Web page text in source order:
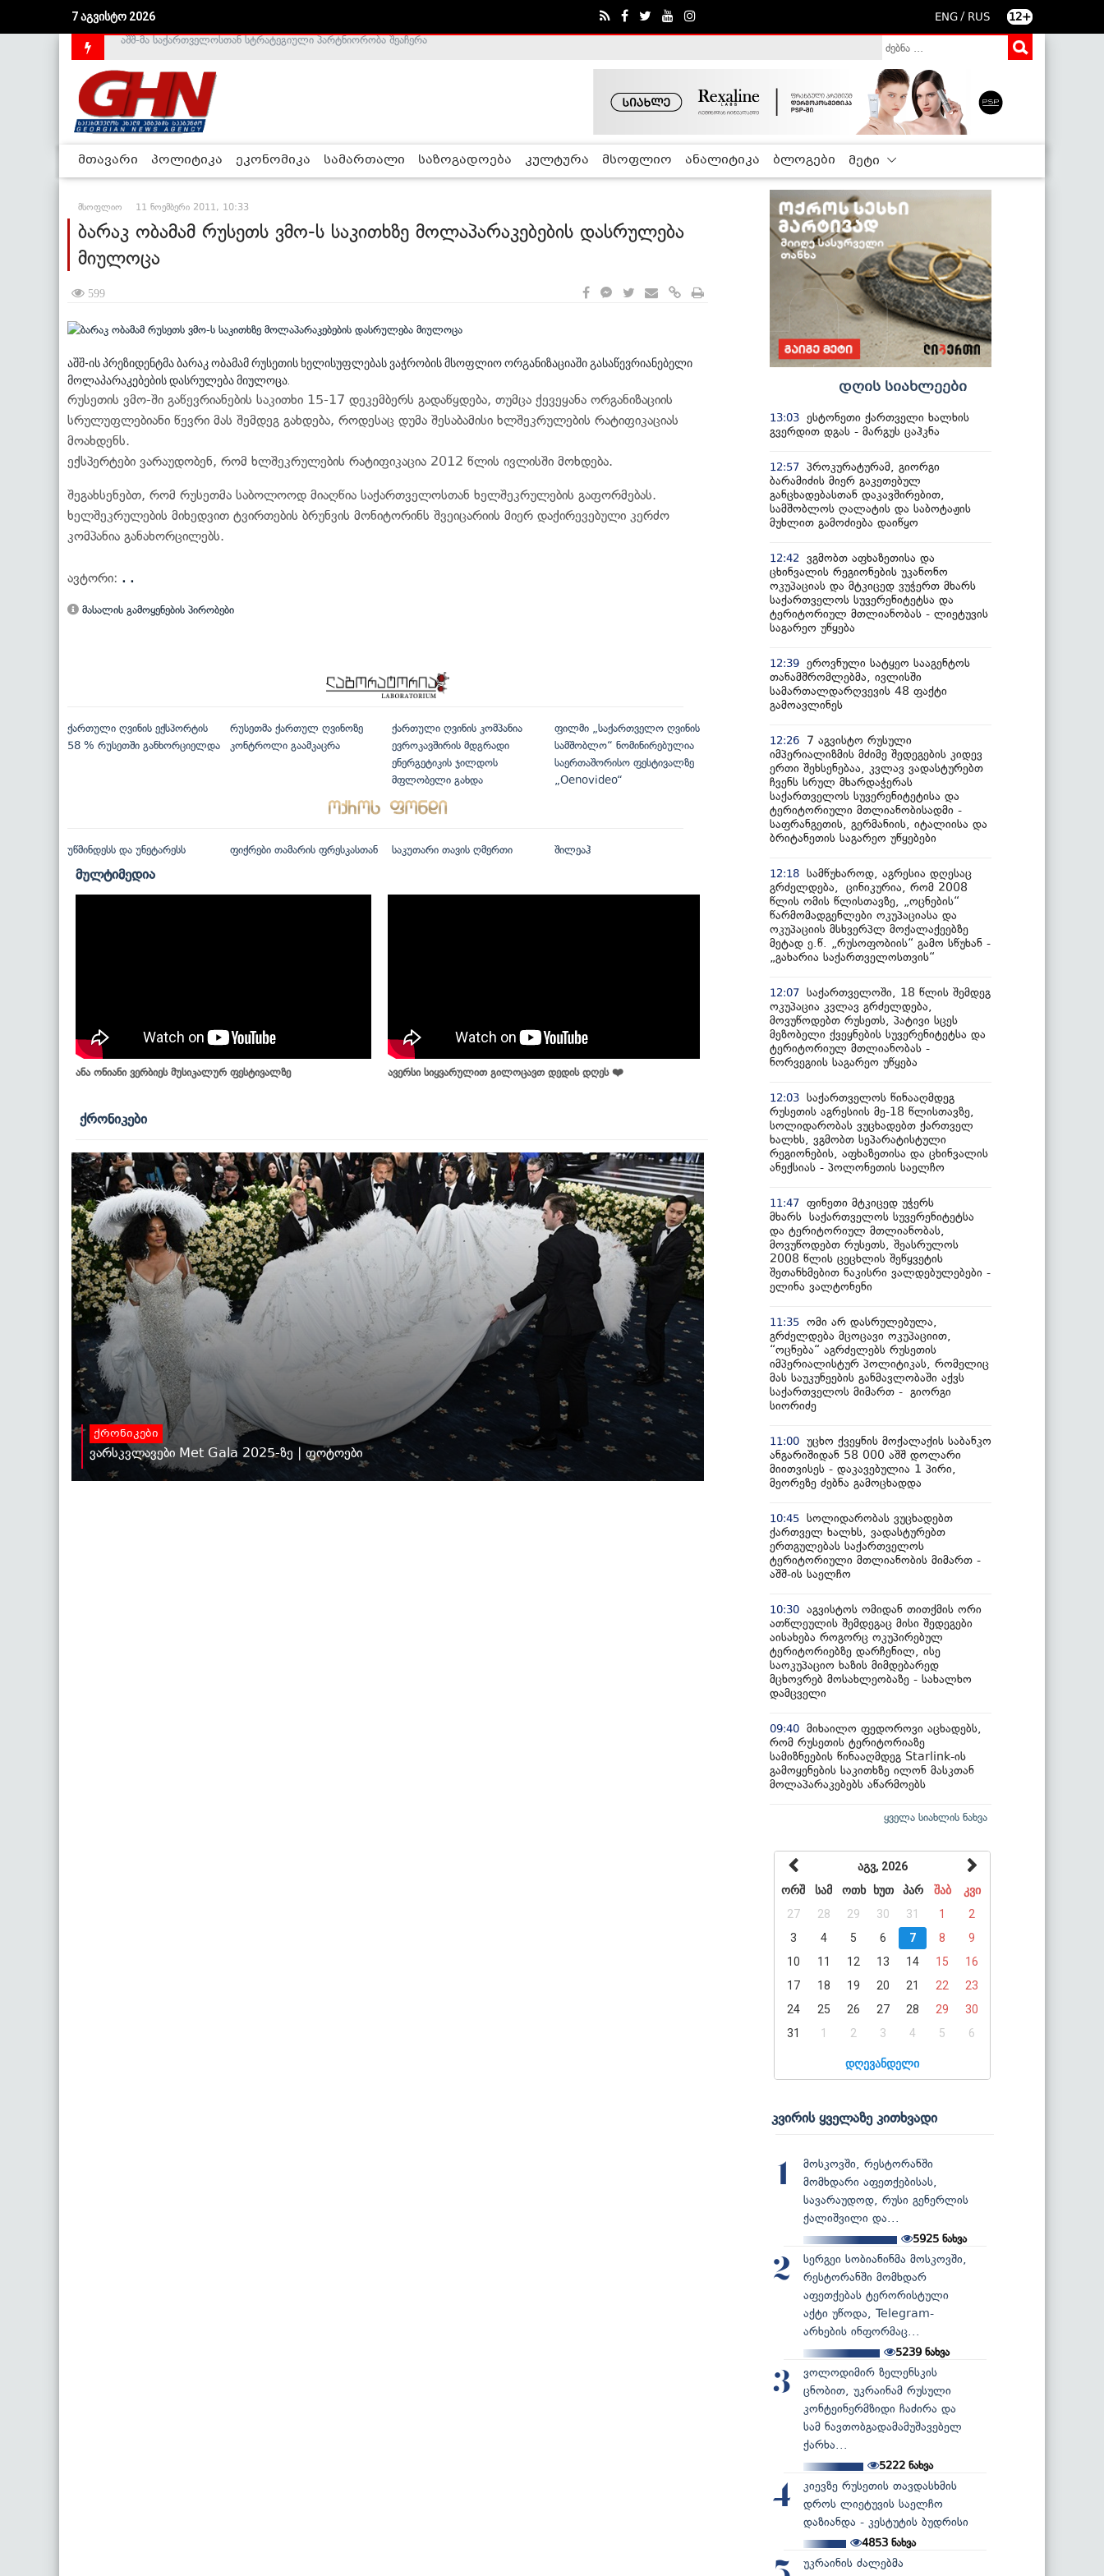
7 აგვისტო 2026 ENG / RUS 12+
საქართველოს დე-ფაქტო მთავრობა არალეგიტიმურია - ჰელსინკის კომისია
მთავარი პოლიტიკა ეკონომიკა სამართალი საზოგადოება კულტურა მსოფლიო ანალიტიკა ბლოგები მეტი
მსოფლიო 11 ნოემბერი 2011, 10:33
ბარაკ ობამამ რუსეთს ვმო-ს საკითხზე მოლაპარაკებების დასრულება
მიულოცა
599
აშშ-ის პრეზიდენტმა ბარაკ ობამამ რუსეთის ხელისუფლებას ვაჭრობის მსოფლიო ორგანიზაციაში გასაწევრიანებელი
მოლაპარაკებების დასრულება მიულოცა.
რუსეთის ვმო-ში გაწევრიანების საკითხი 15-17 დეკემბერს გადაწყდება, თუმცა ქევეყანა ორგანიზაციის
სრულუფლებიანი წევრი მას შემდეგ გახდება, როდესაც დუმა შესაბამისი ხლშეკრულების რატიფიკაციას
მოახდენს.
ექსპერტები ვარაუდობენ, რომ ხლშეკრულების რატიფიკაცია 2012 წლის ივლისში მოხდება.
შეგახსენებთ, რომ რუსეთმა საბოლოოდ მიაღწია საქართველოსთან ხელშეკრულების გაფორმებას.
ხელშეკრულების მიხედვით ტვირთების ბრუნვის მონიტორინს შვეიცარიის მიერ დაქირევებული კერძო
კომპანია განახორცილებს.
ავტორი: . .
მასალის გამოყენების პირობები
ქართული ღვინის ექსპორტის
58 % რუსეთში განხორციელდა
რუსეთმა ქართულ ღვინოზე
კონტროლი გაამკაცრა
ქართული ღვინის კომპანია
ევროკავშირის მდგრადი
ენერგეტიკის ჯილდოს
მფლობელი გახდა
ფილმი „საქართველო ღვინის
სამშობლო“ ნომინირებულია
საერთაშორისო ფესტივალზე
„Oenovideo“
უწმინდესს და უნეტარესს ფიქრები თამარის ფრესკასთან საკუთარი თავის ღმერთი შილეაჰ
მულტიმედია
ანა ონიანი ვერბიეს მუსიკალურ ფესტივალზე ავერსი სიყვარულით გილოცავთ დედის დღეს ❤️
ქრონიკები
ქრონიკები
ვარსკვლავები Met Gala 2025-ზე | ფოტოები
დღის სიახლეები
13:03 ესტონეთი ქართველი ხალხის
გვერდით დგას - მარგუს ცაჰკნა
12:57 პროკურატურამ, გიორგი
ბარამიძის მიერ გაკეთებულ
განცხადებასთან დაკავშირებით,
სამშობლოს ღალატის და საბოტაჟის
მუხლით გამოძიება დაიწყო
12:42
ვგმობთ აფხაზეთისა და
ცხინვალის რეგიონების უკანონო
ოკუპაციას და მტკიცედ ვუჭერთ მხარს
საქართველოს სუვერენიტეტსა და
ტერიტორიულ მთლიანობას - ლიეტუვის
საგარეო უწყება
12:39 ეროვნული სატყეო სააგენტოს
თანამშრომლებმა, ივლისში
სამართალდარღვევის 48 ფაქტი
გამოავლინეს
12:26
7 აგვისტო რუსული
იმპერიალიზმის მძიმე შედეგების კიდევ
ერთი შეხსენებაა, კვლავ ვადასტურებთ
ჩვენს სრულ მხარდაჭერას
საქართველოს სუვერენიტეტისა და
ტერიტორიული მთლიანობისადმი -
საფრანგეთის, გერმანიის, იტალიისა და
ბრიტანეთის საგარეო უწყებები
12:18 სამწუხაროდ, აგრესია დღესაც
გრძელდება, ცინიკურია, რომ 2008
წლის ომის წლისთავზე, „ოცნების“
წარმომადგენლები ოკუპაციასა და
ოკუპაციის მსხვერპლ მოქალაქეებზე
მეტად ე.წ. „რუსოფობიის“ გამო სწუხან -
„გახარია საქართველოსთვის“
12:07 საქართველოში, 18 წლის შემდეგ
ოკუპაცია კვლავ გრძელდება,
მოვუწოდებთ რუსეთს, პატივი სცეს
მეზობელი ქვეყნების სუვერენიტეტსა და
ტერიტორიულ მთლიანობას -
ნორვეგიის საგარეო უწყება
12:03 საქართველოს წინააღმდეგ
რუსეთის აგრესიის მე-18 წლისთავზე,
სოლიდარობას ვუცხადებთ ქართველ
ხალხს, ვგმობთ სეპარატისტული
რეგიონების, აფხაზეთისა და ცხინვალის
ანექსიას - პოლონეთის საელჩო
11:47 ფინეთი მტკიცედ უჭერს
მხარს საქართველოს სუვერენიტეტსა
და ტერიტორიულ მთლიანობას,
მოვუწოდებთ რუსეთს, შეასრულოს
2008 წლის ცეცხლის შეწყვეტის
შეთანხმებით ნაკისრი ვალდებულებები -
ელინა ვალტონენი
11:35 ომი არ დასრულებულა,
გრძელდება მცოცავი ოკუპაციით,
“ოცნება“ აგრძელებს რუსეთის
იმპერიალისტურ პოლიტიკას, რომელიც
მას საუკუნეების განმავლობაში აქვს
საქართველოს მიმართ - გიორგი
სიორიძე
11:00 უცხო ქვეყნის მოქალაქის საბანკო
ანგარიშიდან 58 000 აშშ დოლარი
მიითვისეს - დაკავებულია 1 პირი,
მეორეზე ძებნა გამოცხადდა
10:45 სოლიდარობას ვუცხადებთ
ქართველ ხალხს, ვადასტურებთ
ერთგულებას საქართველოს
ტერიტორიული მთლიანობის მიმართ -
აშშ-ის საელჩო
10:30 აგვისტოს ომიდან თითქმის ორი
ათწლეულის შემდეგაც მისი შედეგები
აისახება როგორც ოკუპირებულ
ტერიტორიებზე დარჩენილ, ისე
საოკუპაციო ხაზის მიმდებარედ
მცხოვრებ მოსახლეობაზე - სახალხო
დამცველი
09:40 მიხაილო ფედოროვი აცხადებს,
რომ რუსეთის ტერიტორიაზე
სამიზნეების წინააღმდეგ Starlink-ის
გამოყენების საკითხზე ილონ მასკთან
მოლაპარაკებებს აწარმოებს
ყველა სიახლის ნახვა
აგვ, 2026
ორშ
სამ ოთხ ხუთ პარ შაბ
კვი
27
28 29 30 31 1
2
3
4 5 6 7 8
9
10
11 12 13 14 15
16
17
18 19 20 21 22
23
24
25 26 27 28 29
30
31
1 2 3 4 5 6
დღევანდელი
კვირის ყველაზე კითხვადი
1
მოსკოვში, რესტორანში
მომხდარი აფეთქებისას,
სავარაუდოდ, რუსი გენერლის
ქალიშვილი და...
5925 ნახვა
2
სერგეი სობიანინმა მოსკოვში,
რესტორანში მომხდარ
აფეთქებას ტერორისტული
აქტი უწოდა, Telegram-
არხების ინფორმაც...
5239 ნახვა
3
ვოლოდიმირ ზელენსკის
ცნობით, უკრაინამ რუსული
კონტეინერმზიდი ჩაძირა და
სამ ნავთობგადამამუშავებელ
ქარხა...
5222ნახვა
4
კიევზე რუსეთის თავდასხმის
დროს ლიეტუვის საელჩო
დაზიანდა - კესტუტის ბუდრისი
4853ნახვა
უკრაინის ძალებმა